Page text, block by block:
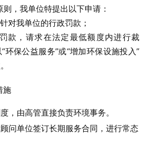
，我单位特提出以下申请：
对我单位的行政罚款；
款，请求在法定最低额度内进行裁
环保公益服务”或“增加环保设施投入”
施
，由高管直接负责环境事务。
问单位签订长期服务合同，进行常态